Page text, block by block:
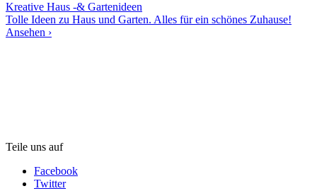
Kreative Haus -& Gartenideen
Tolle Ideen zu Haus und Garten. Alles für ein schönes Zuhause!
Ansehen ›
Teile uns auf
Facebook
Twitter